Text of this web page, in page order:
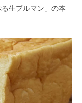
生プルマン」の本